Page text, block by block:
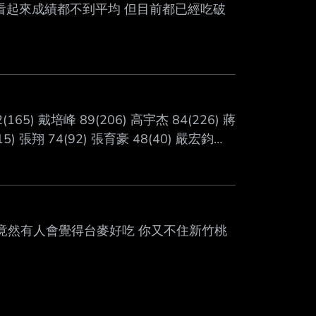
來成績都不到平均 但目前都已經吃破
戴培峰 89(206) 高宇杰 84(226) 蔣
張翔 74(92) 張育豪 48(40) 嚴宏鈞
有人會覺得台麥好吃 你又不住新竹桃